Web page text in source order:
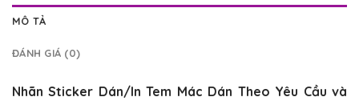
MÔ TẢ
ĐÁNH GIÁ (0)
Nhãn Sticker Dán/In Tem Mác Dán Theo Yêu Cầu và